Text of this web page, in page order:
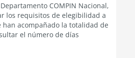
COMPIN Nacional,
los requisitos de elegibilidad a
han acompañado la totalidad de
el número de días